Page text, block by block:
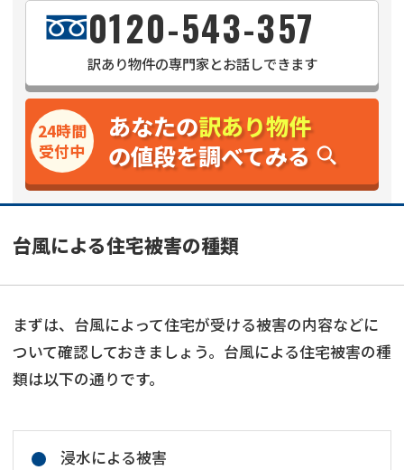
0120-543-357
訳あり物件の専門家とお話しできます
あなたの訳あり物件
の値段を調べてみる
24時間
受付中
台風による住宅被害の種類
まずは、台風によって住宅が受ける被害の内容などに
ついて確認しておきましょう。台風による住宅被害の種
類は以下の通りです。
浸水による被害